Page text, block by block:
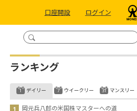
口座開設 ログイン
ランキング
デイリー
岡元兵八郎の米国株マスターへの道
ウイークリー マンスリー